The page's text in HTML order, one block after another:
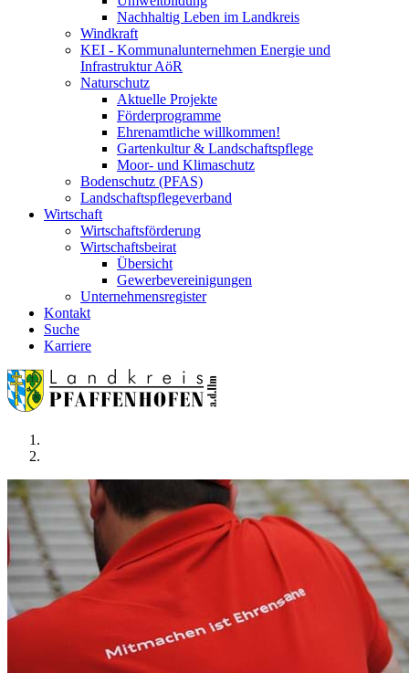
Nachhaltig Leben im Landkreis
Windkraft
KEI - Kommunalunternehmen Energie und
Infrastruktur AöR
Naturschutz
Aktuelle Projekte
Förderprogramme
Ehrenamtliche willkommen!
Gartenkultur & Landschaftspflege
Moor- und Klimaschutz
Bodenschutz (PFAS)
Landschaftspflegeverband
Wirtschaft
Wirtschaftsförderung
Wirtschaftsbeirat
Übersicht
Gewerbevereinigungen
Unternehmensregister
Kontakt
Suche
Karriere